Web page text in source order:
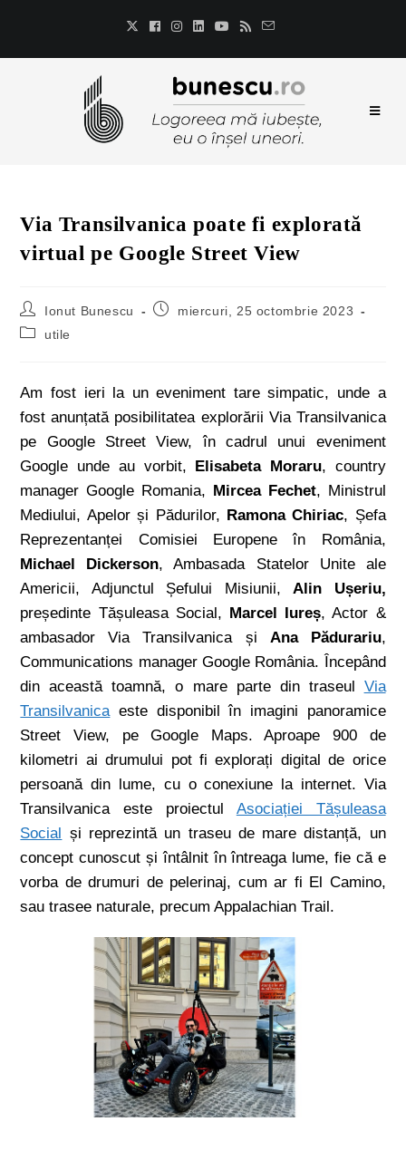
Via Transilvanica poate fi explorată
virtual pe Google Street View
Ionut Bunescu
miercuri, 25 octombrie 2023
utile
Am fost ieri la un eveniment tare simpatic, unde a
fost anunțată posibilitatea explorării Via Transilvanica
pe Google Street View, în cadrul unui eveniment
Google unde au vorbit, Elisabeta Moraru, country
manager Google Romania, Mircea Fechet, Ministrul
Mediului, Apelor și Pădurilor, Ramona Chiriac, Șefa
Reprezentanței Comisiei Europene în România,
Michael Dickerson, Ambasada Statelor Unite ale
Americii, Adjunctul Șefului Misiunii,Alin Ușeriu,
președinte Tășuleasa Social, Marcel Iureș, Actor &
ambasador Via Transilvanica și Ana Pădurariu,
Communications manager Google România. Începând
din această toamnă, o mare parte din traseul Via
Transilvanicaeste disponibil în imagini panoramice
Street View, pe Google Maps. Aproape 900 de
kilometri ai drumului pot fi explorați digital de orice
persoană din lume, cu o conexiune la internet. Via
Transilvanica este proiectul Asociației Tășuleasa
Social și reprezintă un traseu de mare distanță, un
concept cunoscut și întâlnit în întreaga lume, fie că e
vorba de drumuri de pelerinaj, cum ar fi El Camino,
sau trasee naturale, precum Appalachian Trail.